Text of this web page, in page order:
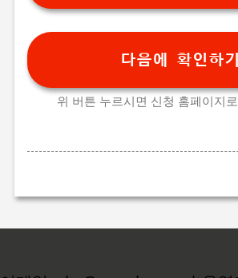
다음에 확인하기
위 버튼 누르시면 신청 홈페이지